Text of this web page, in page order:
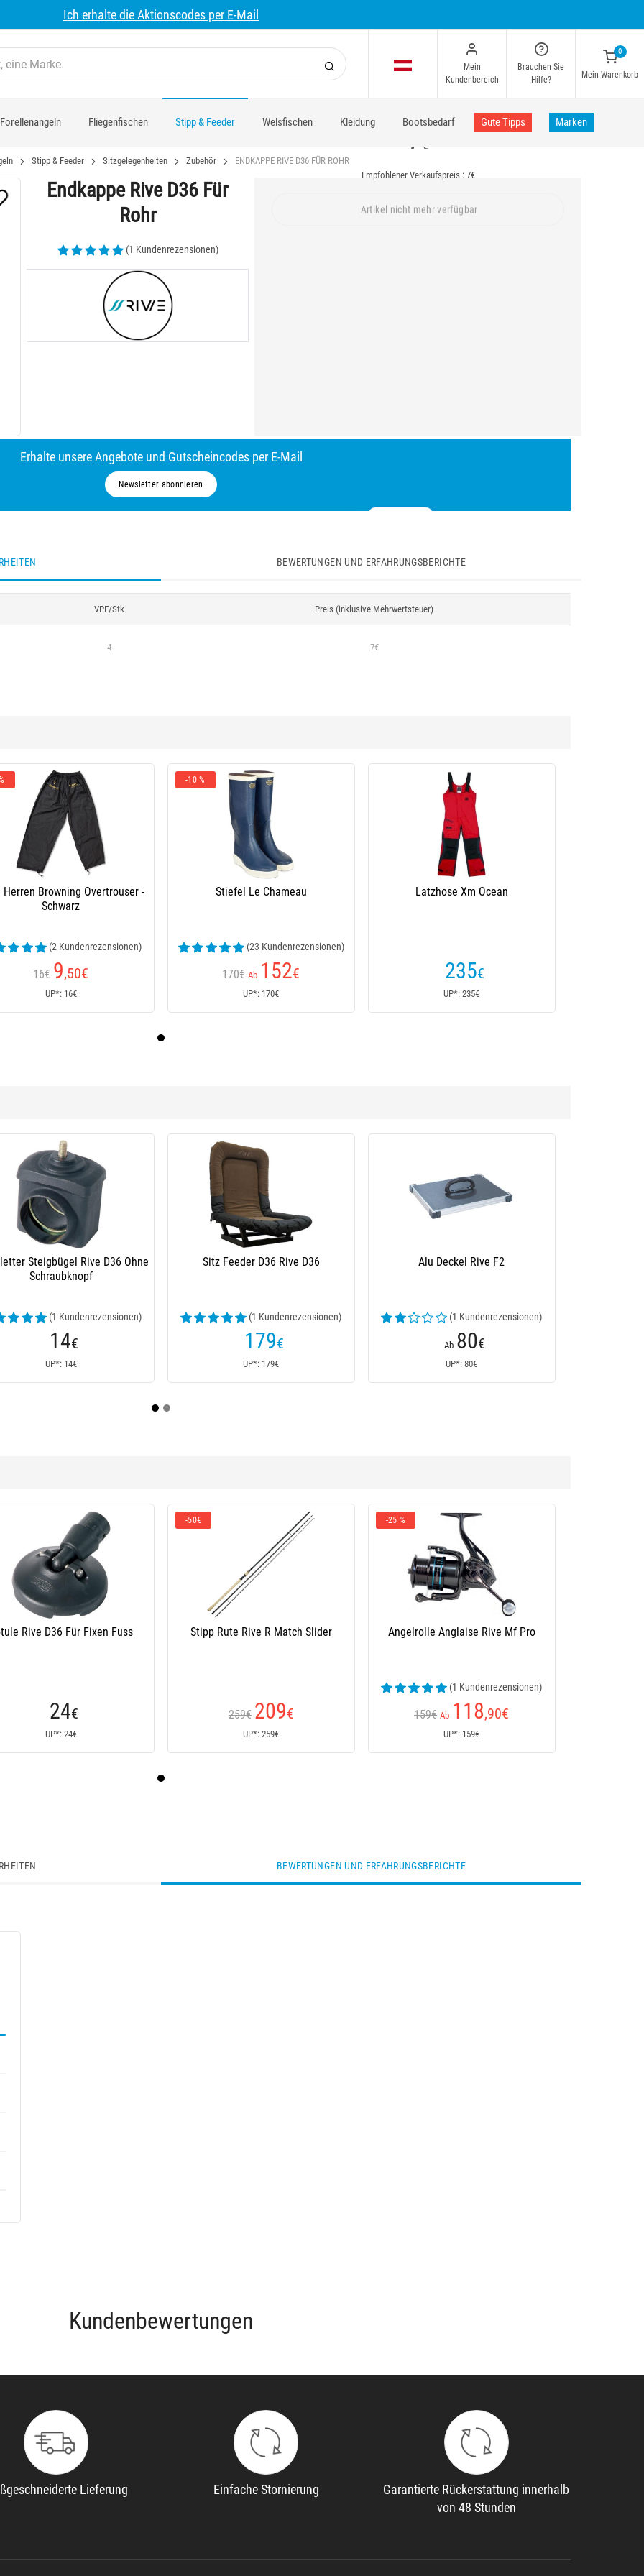
Ich erhalte die Aktionscodes per E-Mail
Mein
Kundenbereich
Brauchen Sie
Hilfe?
0
Mein Warenkorb
Forellenangeln Fliegenfischen Stipp & Feeder Welsfischen Kleidung Bootsbedarf Gute Tipps Marken
Stipp & Feeder Sitzgelegenheiten Zubehör ENDKAPPE RIVE D36 FÜR ROHR
Endkappe Rive D36 Für
Rohr
(1 Kundenrezensionen)
7€
Empfohlener Verkaufspreis : 7€
Artikel nicht mehr verfügbar
Erhalte unsere Angebote und Gutscheincodes per E-Mail
Newsletter abonnieren
BEWERTUNGEN UND ERFAHRUNGSBERICHTE
VPE/Stk Preis (inklusive Mehrwertsteuer)
4 7€
Herren Browning Overtrouser -
Schwarz
(2 Kundenrezensionen)
16€ 9,50€
UP*: 16€
-10 %
Stiefel Le Chameau
(23 Kundenrezensionen)
170€ Ab 152€
UP*: 170€
Latzhose Xm Ocean
235€
UP*: 235€
Festellschraubknopf Rive Clipone Wunkel Und Verschlûsse Rive F1
(19 Kundenrezensionen)
Abnehmbarer Fuß Rive Alu
Rive D36 Für Fixen Fuss
24€
UP*: 24€
-50€
Stipp Rute Rive R Match Slider
259€ 209€
UP*: 259€
-25 %
Angelrolle Anglaise Rive Mf Pro
(1 Kundenrezensionen)
159€ Ab 118,90€
UP*: 159€
BEWERTUNGEN UND ERFAHRUNGSBERICHTE
Kundenbewertungen
Lieferung Einfache Stornierung
Garantierte Rückerstattung innerhalb
von 48 Stunden